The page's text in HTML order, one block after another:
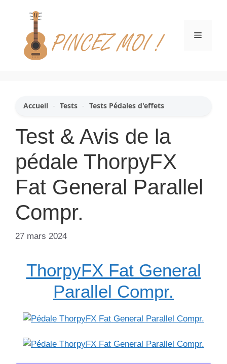
contenu
Menu
Accueil - Tests - Tests Pédales d'effets
Test & Avis de la
pédale ThorpyFX
Fat General Parallel
Compr.
27 mars 2024
ThorpyFX Fat General
Parallel Compr.